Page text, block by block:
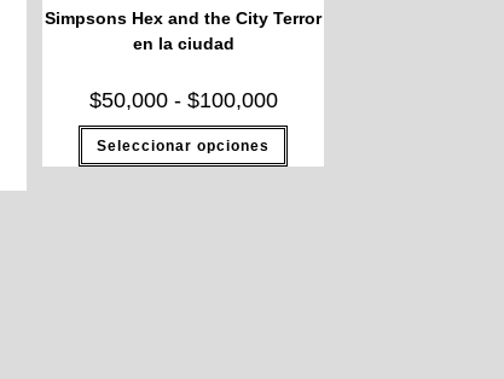
Simpsons Hex and the City Terror
en la ciudad
$50,000 - $100,000
Seleccionar opciones